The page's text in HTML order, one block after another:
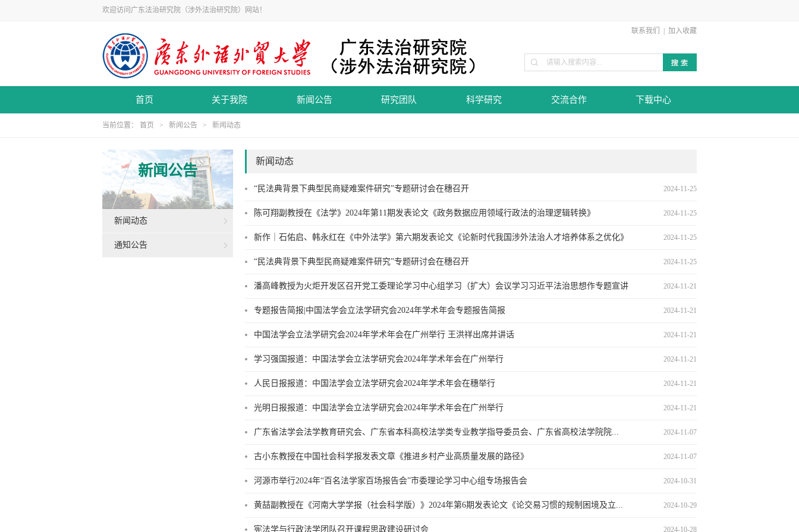
欢迎访问广东法治研究院（涉外法治研究院）网站！
联系我们 加入收藏
首页 关于我院 新闻公告 研究团队 科学研究 交流合作 下载中心
当前位置： 首页 > 新闻公告 > 新闻动态
新闻公告
新闻动态
通知公告
新闻动态
“民法典背景下典型民商疑难案件研究”专题研讨会在穗召开 2024-11-25
陈可翔副教授在《法学》2024年第11期发表论文《政务数据应用领域行政法的治理逻辑转换》 2024-11-25
新作｜石佑启、韩永红在《中外法学》第六期发表论文《论新时代我国涉外法治人才培养体系之优化》 2024-11-25
“民法典背景下典型民商疑难案件研究”专题研讨会在穗召开 2024-11-25
潘高峰教授为火炬开发区召开党工委理论学习中心组学习（扩大）会议学习习近平法治思想作专题宣讲 2024-11-21
专题报告简报|中国法学会立法学研究会2024年学术年会专题报告简报 2024-11-21
中国法学会立法学研究会2024年学术年会在广州举行 王洪祥出席并讲话 2024-11-21
学习强国报道：中国法学会立法学研究会2024年学术年会在广州举行 2024-11-21
人民日报报道：中国法学会立法学研究会2024年学术年会在穗举行 2024-11-21
光明日报报道：中国法学会立法学研究会2024年学术年会在广州举行 2024-11-21
广东省法学会法学教育研究会、广东省本科高校法学类专业教学指导委员会、广东省高校法学院院... 2024-11-07
古小东教授在中国社会科学报发表文章《推进乡村产业高质量发展的路径》 2024-11-07
河源市举行2024年“百名法学家百场报告会”市委理论学习中心组专场报告会 2024-10-31
黄喆副教授在《河南大学学报（社会科学版）》2024年第6期发表论文《论交易习惯的规制困境及立... 2024-10-29
宪法学与行政法学团队召开课程思政建设研讨会 2024-10-28